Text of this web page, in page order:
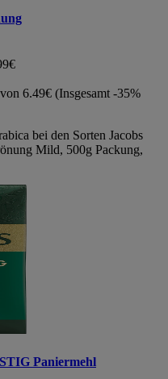
6.49€ (Insgesamt -35%
bei den Sorten Jacobs
Mild, 500g Packung,
Paniermehl